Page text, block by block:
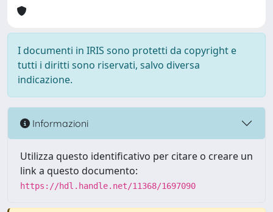
I documenti in IRIS sono protetti da copyright e
tutti i diritti sono riservati, salvo diversa
indicazione.
Informazioni
Utilizza questo identificativo per citare o creare un
link a questo documento:
https://hdl.handle.net/11368/1697090